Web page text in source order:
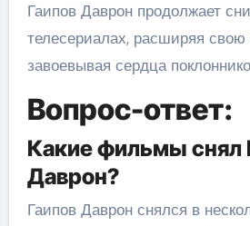
Гаипов Даврон продолжает
телесериалах, расширяя
завоевывая сердца
Вопрос-ответ:
Какие фильмы снял
Даврон?
Гаипов Даврон снялся в